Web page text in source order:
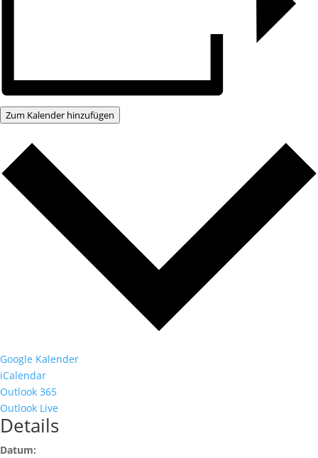
Zum Kalender hinzufügen
Google Kalender
iCalendar
Outlook 365
Outlook Live
Details
Datum: